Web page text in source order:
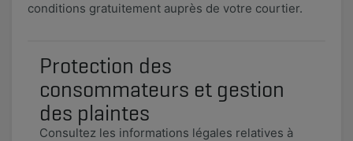
conditions gratuitement auprès de votre courtier.
Protection des
consommateurs et gestion
des plaintes
Consultez les informations légales relatives à